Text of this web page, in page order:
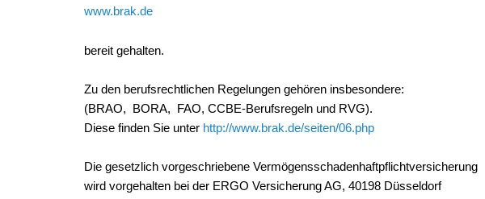
www.brak.de
bereit gehalten.
Zu den berufsrechtlichen Regelungen gehören insbesondere:
(BRAO, BORA, FAO, CCBE-Berufsregeln und RVG).
Diese finden Sie unter http://www.brak.de/seiten/06.php
Die gesetzlich vorgeschriebene Vermögensschadenhaftpflichtversicherung
wird vorgehalten bei der ERGO Versicherung AG, 40198 Düsseldorf